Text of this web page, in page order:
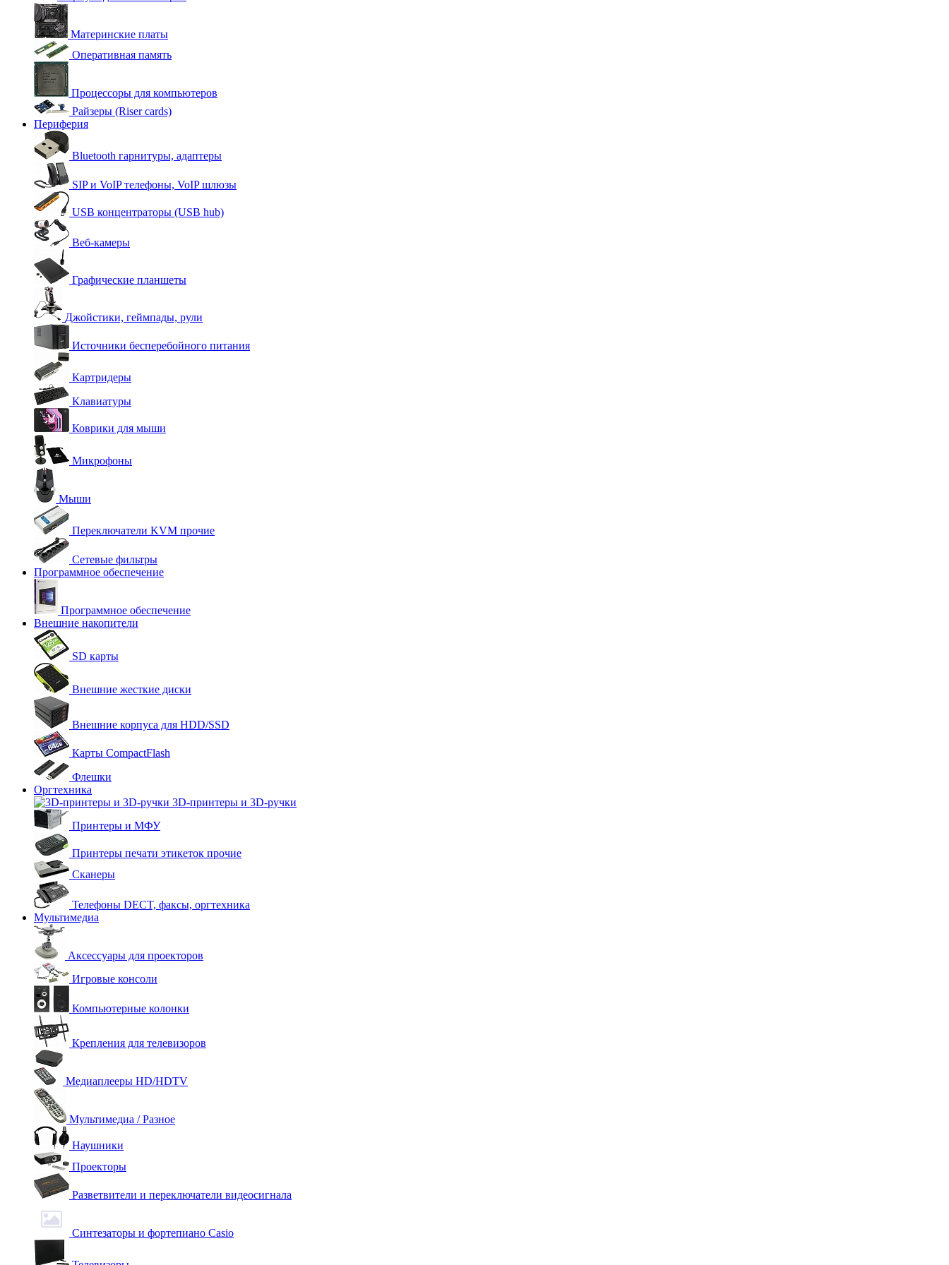
Материнские платы
Оперативная память
Процессоры для компьютеров
Райзеры (Riser cards)
Периферия
Bluetooth гарнитуры, адаптеры
SIP и VoIP телефоны, VoIP шлюзы
USB концентраторы (USB hub)
Веб-камеры
Графические планшеты
Джойстики, геймпады, рули
Источники бесперебойного питания
Картридеры
Клавиатуры
Коврики для мыши
Микрофоны
Мыши
Переключатели KVM прочие
Сетевые фильтры
Программное обеспечение
Программное обеспечение
Внешние накопители
SD карты
Внешние жесткие диски
Внешние корпуса для HDD/SSD
Карты CompactFlash
Флешки
Оргтехника
3D-принтеры и 3D-ручки
Принтеры и МФУ
Принтеры печати этикеток прочие
Сканеры
Телефоны DECT, факсы, оргтехника
Мультимедиа
Аксессуары для проекторов
Игровые консоли
Компьютерные колонки
Крепления для телевизоров
Медиаплееры HD/HDTV
Мультимедиа / Разное
Наушники
Проекторы
Разветвители и переключатели видеосигнала
Синтезаторы и фортепиано Casio